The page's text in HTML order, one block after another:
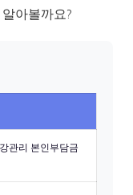
아볼까요?
관리 본인부담금